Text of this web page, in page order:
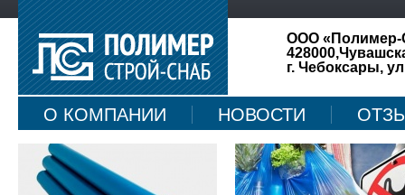
ООО «Полимер-
г. Чебоксары,
О КОМПАНИИ НОВОСТИ
КАРТА САЙТА